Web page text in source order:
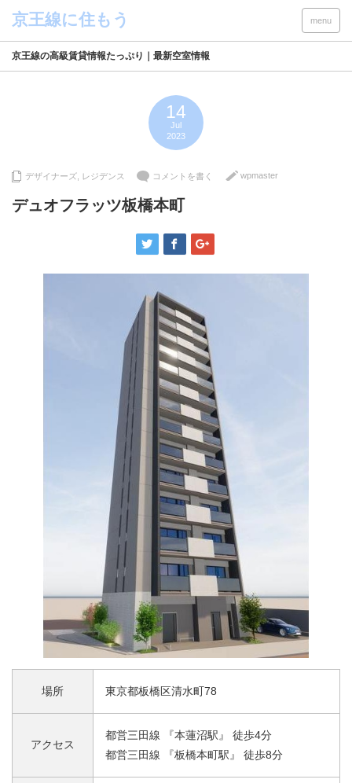
menu
京王線の高級賃貸情報たっぷり｜最新空室情報
14
Jul
2023
デザイナーズ レジデンス コメントを書く wpmaster
デュオフラッツ板橋本町
場所 東京都板橋区清水町78
アクセス
都営三田線 『本蓮沼駅』 徒歩4分
都営三田線 『板橋本町駅』 徒歩8分